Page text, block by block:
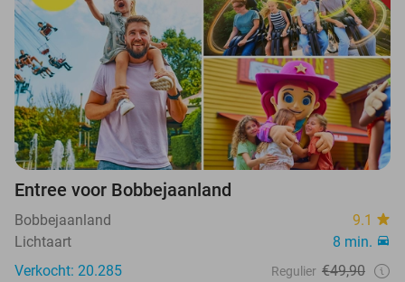
Entree voor Bobbejaanland
Bobbejaanland
9.1
Lichtaart
8 min.
Verkocht: 20.285
Regulier €49,90